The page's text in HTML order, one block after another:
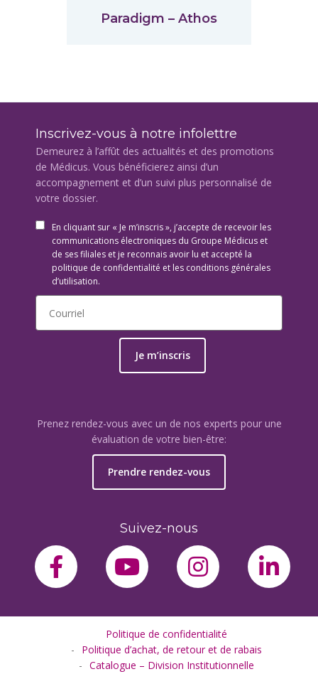
Paradigm – Athos
Inscrivez-vous à notre infolettre
Demeurez à l’affût des actualités et des promotions
de Médicus. Vous bénéficierez ainsi d’un
accompagnement et d’un suivi plus personnalisé de
votre dossier.
En cliquant sur « Je m’inscris », j’accepte de recevoir les
communications électroniques du Groupe Médicus et
de ses filiales et je reconnais avoir lu et accepté la
politique de confidentialité et les conditions générales
d’utilisation.
Je m’inscris
Prenez rendez-vous avec un de nos experts pour une
évaluation de votre bien-être:
Prendre rendez-vous
Suivez-nous
facebook-fyoutubeinstagram
Politique de confidentialité
Politique d’achat, de retour et de rabais
Catalogue – Division Institutionnelle